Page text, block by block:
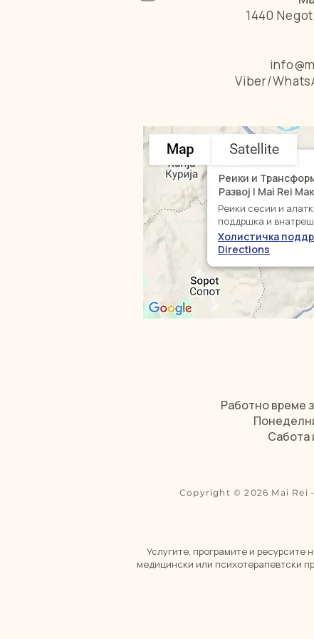
1440
Viber/
Реики и
Развој | Mai Rei
Реики сесии и
поддршка и
Directions
Холистичка
Работно време
Сабота
Copyright © 2026 Mai Rei
Услугите, програмите и ресурсите
медицински или психотерапевтски